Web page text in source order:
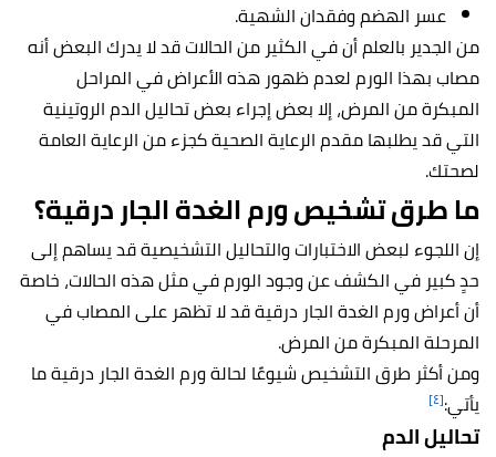
عسر الهضم وفقدان الشهية.
من الجدير بالعلم أن في الكثير من الحالات قد لا يدرك البعض أنه
مصاب بهذا الورم لعدم ظهور هذه الأعراض في المراحل
المبكرة من المرض، إلا بعض إجراء بعض تحاليل الدم الروتينية
التي قد يطلبها مقدم الرعاية الصحية كجزء من الرعاية العامة
لصحتك.
ما طرق تشخيص ورم الغدة الجار درقية؟
إن اللجوء لبعض الاختبارات والتحاليل التشخيصية قد يساهم إلى
حدٍ كبير في الكشف عن وجود الورم في مثل هذه الحالات، خاصة
أن أعراض ورم الغدة الجار درقية قد لا تظهر على المصاب في
المرحلة المبكرة من المرض.
ومن أكثر طرق التشخيص شيوعًا لحالة ورم الغدة الجار درقية ما
يأتي:[٤]
تحاليل الدم